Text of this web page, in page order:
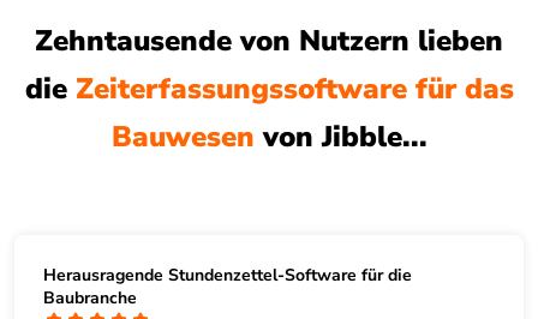
Zehntausende von Nutzern lieben
die Zeiterfassungssoftware für das
Bauwesen von Jibble...
Herausragende Stundenzettel-Software für die
Baubranche